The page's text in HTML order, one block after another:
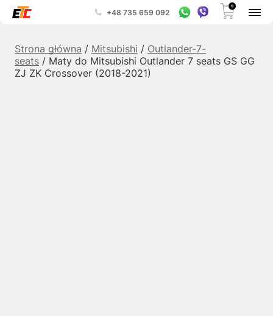
+48 735 659 092
0
Strona główna / Mitsubishi / Outlander-7-
seats/ Maty do Mitsubishi Outlander 7 seats GS GG
ZJ ZK Crossover (2018-2021)